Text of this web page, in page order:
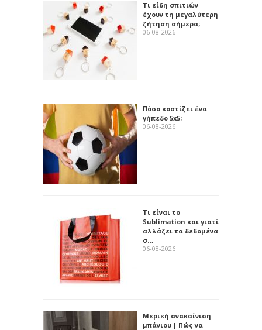
Τι είδη σπιτιών
έχουν τη μεγαλύτερη
ζήτηση σήμερα;
06-08-2026
Πόσο κοστίζει ένα
γήπεδο 5x5;
06-08-2026
Τι είναι το
Sublimation και γιατί
αλλάζει τα δεδομένα
σ…
06-08-2026
Μερική ανακαίνιση
μπάνιου | Πώς να